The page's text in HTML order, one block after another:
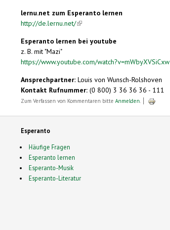
lernu.net zum Esperanto lernen
http://de.lernu.net/(link is external)
Esperanto lernen bei youtube
z. B. mit "Mazi"
https://www.youtube.com/watch?v=mWbyXVSiCxw
Ansprechpartner: Louis von Wunsch-Rolshoven
Kontakt Rufnummer: (0 800) 3 36 36 36 - 111
Zum Verfassen von Kommentaren bitte Anmelden.
Esperanto
Häufige Fragen
Esperanto lernen
Esperanto-Musik
Esperanto-Literatur